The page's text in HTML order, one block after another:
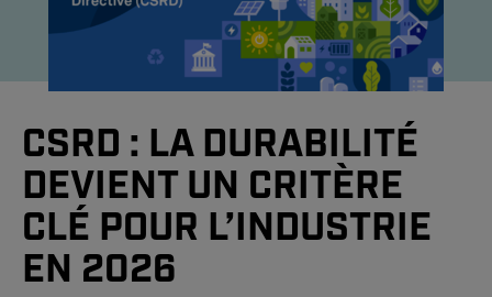
CSRD : LA DURABILITÉ
DEVIENT UN CRITÈRE
CLÉ POUR L’INDUSTRIE
EN 2026